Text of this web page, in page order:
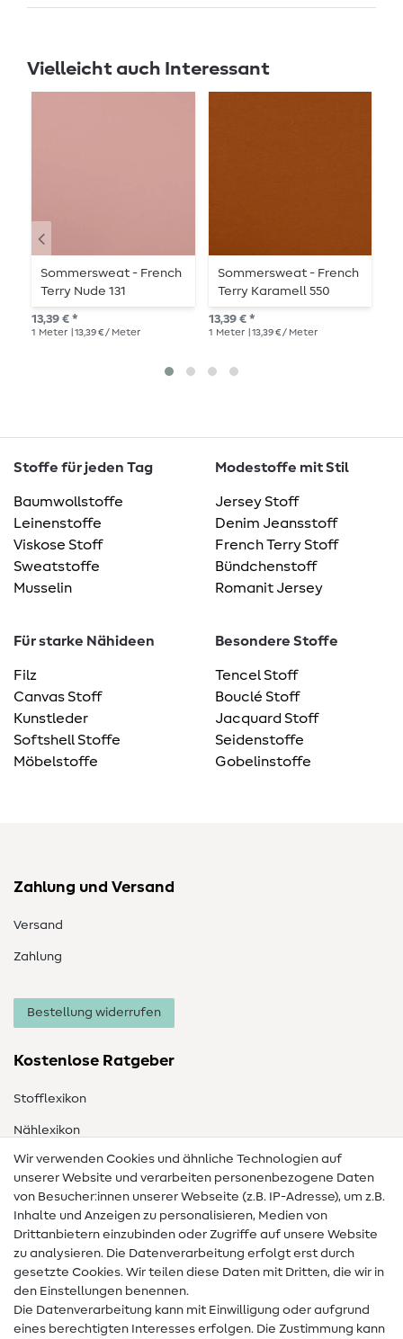
Vielleicht auch Interessant
Sommersweat - French
Terry Nude 131
Schlingenstruktur
13,39 € *
1 Meter | 13,39 € / Meter
Sommersweat - French
Terry Karamell 550
Schlingenstruktur
13,39 € *
1 Meter | 13,39 € / Meter
Stoffe für jeden Tag
Baumwollstoffe
Leinenstoffe
Viskose Stoff
Sweatstoffe
Musselin
Modestoffe mit Stil
Jersey Stoff
Denim Jeansstoff
French Terry Stoff
Bündchenstoff
Romanit Jersey
Für starke Nähideen
Filz
Canvas Stoff
Kunstleder
Softshell Stoffe
Möbelstoffe
Besondere Stoffe
Tencel Stoff
Bouclé Stoff
Jacquard Stoff
Seidenstoffe
Gobelinstoffe
Zahlung und Versand
Versand
Zahlung
Bestellung widerrufen
Kostenlose Ratgeber
Stofflexikon
Nählexikon
Nähanleitungen
Hilfe & Kontakt
Kontakt
Infos zum Betreiberwechsel
FAQ
Widerrufsrecht
Wir verwenden Cookies und ähnliche Technologien auf
unserer Website und verarbeiten personenbezogene Daten
von Besucher:innen unserer Webseite (z.B. IP-Adresse), um z.B.
Inhalte und Anzeigen zu personalisieren, Medien von
Drittanbietern einzubinden oder Zugriffe auf unsere Website
zu analysieren. Die Datenverarbeitung erfolgt erst durch
gesetzte Cookies. Wir teilen diese Daten mit Dritten, die wir in
den Einstellungen benennen.
Die Datenverarbeitung kann mit Einwilligung oder aufgrund
eines berechtigten Interesses erfolgen. Die Zustimmung kann